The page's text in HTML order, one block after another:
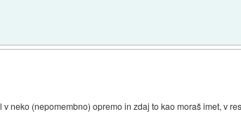
neko (nepomembno) opremo in zdaj to kao moraš imet, v